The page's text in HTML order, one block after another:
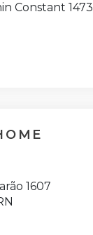
Constant 1473
1607